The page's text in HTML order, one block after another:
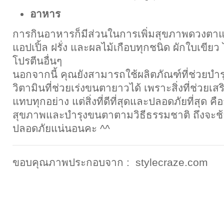
อาหาร
การกินอาหารก็มีส่วนในการเพิ่มสุขภาพดวงต
แอปเปิ้ล ฝรั่ง และผลไม้เกือบทุกชนิด ผักใบเขีย
โปรตีนอื่นๆ
นอกจากนี้ คุณยังสามารถใช้ผลิตภัณฑ์ที่ช่วยบำ
วิตามินที่ช่วยเร่งขนตายาวได้ เพราะสิ่งที่ช่วยเ
แทบทุกอย่าง แต่สิ่งที่ดีที่สุดและปลอดภัยที่สุด คือ
สุขภาพและบำรุงขนตาตามวิธีธรรมชาติ ถึงจะ
ปลอดภัยแน่นอนคะ ^^
ขอบคุณภาพประกอบจาก : stylecraze.com